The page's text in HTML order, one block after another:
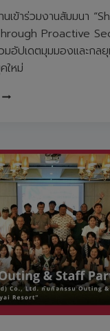
นเข้าร่วมงานสัมมนา
Proactive
มอัปเดตมุมมองและกล
ใหม่